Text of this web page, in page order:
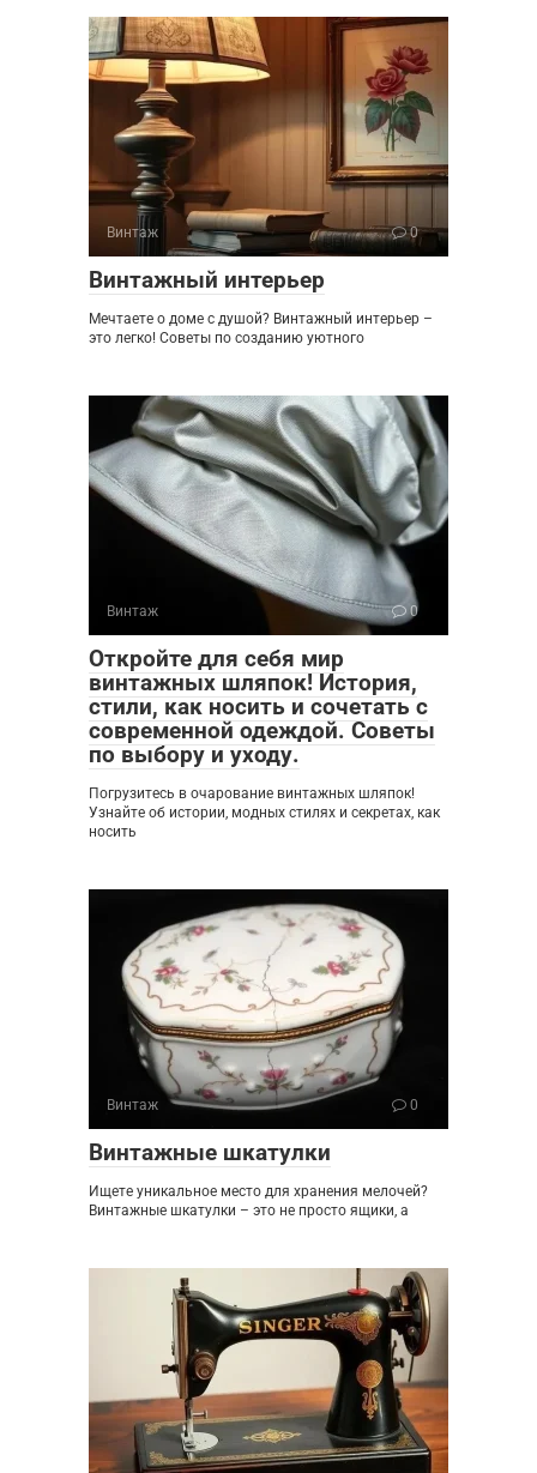
Винтаж 0
Винтажный интерьер
Мечтаете о доме с душой? Винтажный интерьер –
это легко! Советы по созданию уютного
Винтаж 0
Откройте для себя мир
винтажных шляпок! История,
стили, как носить и сочетать с
современной одеждой. Советы
по выбору и уходу.
Погрузитесь в очарование винтажных шляпок!
Узнайте об истории, модных стилях и секретах, как
носить
Винтаж 0
Винтажные шкатулки
Ищете уникальное место для хранения мелочей?
Винтажные шкатулки – это не просто ящики, а